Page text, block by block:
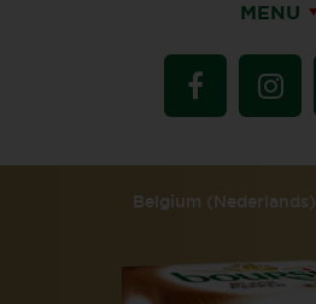
MENU
Belgium (Nederlands)